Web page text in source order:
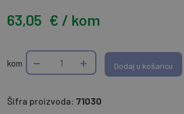
63,05 € / kom
kom Dodaj u košaricu
Šifra proizvoda: 71030